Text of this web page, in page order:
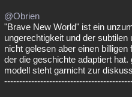
@Obrien
"Brave New World" ist ein
ungerechtigkeit und der
nicht gelesen aber einen
der die geschichte adaptiert
modell steht garnicht zur